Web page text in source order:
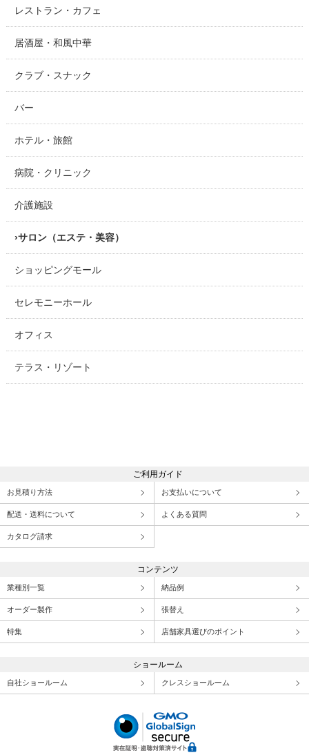
レストラン・カフェ
居酒屋・和風中華
クラブ・スナック
バー
ホテル・旅館
病院・クリニック
介護施設
サロン（エステ・美容）
ショッピングモール
セレモニーホール
オフィス
テラス・リゾート
ご利用ガイド
お見積り方法 お支払いについて
配送・送料について よくある質問
カタログ請求
コンテンツ
業種別一覧 納品例
オーダー製作 張替え
特集 店舗家具選びのポイント
ショールーム
自社ショールーム クレスショールーム